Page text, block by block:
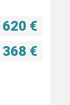
620 €
368 €